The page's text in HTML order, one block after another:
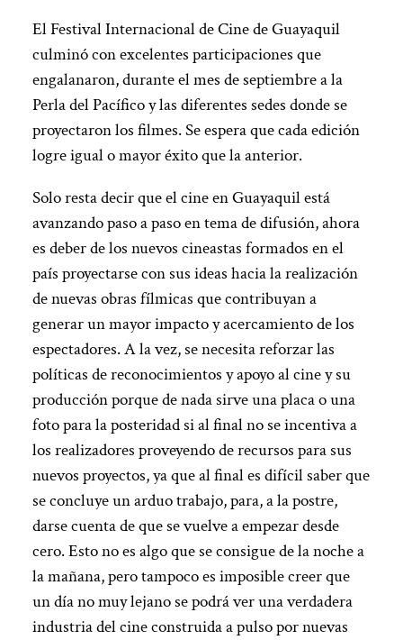
El Festival Internacional de Cine de Guayaquil
culminó con excelentes participaciones que
engalanaron, durante el mes de septiembre a la
Perla del Pacífico y las diferentes sedes donde se
proyectaron los filmes. Se espera que cada edición
logre igual o mayor éxito que la anterior.
Solo resta decir que el cine en Guayaquil está
avanzando paso a paso en tema de difusión, ahora
es deber de los nuevos cineastas formados en el
país proyectarse con sus ideas hacia la realización
de nuevas obras fílmicas que contribuyan a
generar un mayor impacto y acercamiento de los
espectadores. A la vez, se necesita reforzar las
políticas de reconocimientos y apoyo al cine y su
producción porque de nada sirve una placa o una
foto para la posteridad si al final no se incentiva a
los realizadores proveyendo de recursos para sus
nuevos proyectos, ya que al final es difícil saber que
se concluye un arduo trabajo, para, a la postre,
darse cuenta de que se vuelve a empezar desde
cero. Esto no es algo que se consigue de la noche a
la mañana, pero tampoco es imposible creer que
un día no muy lejano se podrá ver una verdadera
industria del cine construida a pulso por nuevas